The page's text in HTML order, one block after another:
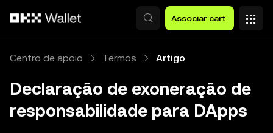
Associar cart.
Centro de apoio Termos Artigo
Declaração de exoneração de
responsabilidade para DApps